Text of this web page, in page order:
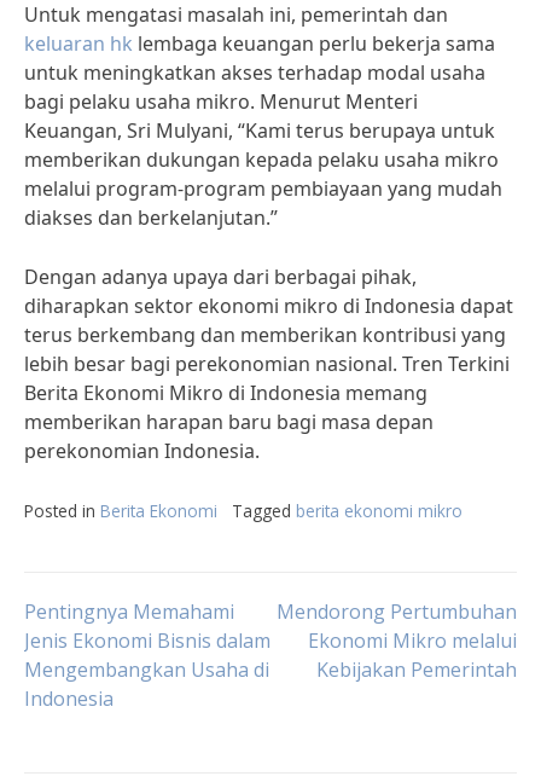
Untuk mengatasi masalah ini, pemerintah dan
keluaran hk lembaga keuangan perlu bekerja sama
untuk meningkatkan akses terhadap modal usaha
bagi pelaku usaha mikro. Menurut Menteri
Keuangan, Sri Mulyani, “Kami terus berupaya untuk
memberikan dukungan kepada pelaku usaha mikro
melalui program-program pembiayaan yang mudah
diakses dan berkelanjutan.”
Dengan adanya upaya dari berbagai pihak,
diharapkan sektor ekonomi mikro di Indonesia dapat
terus berkembang dan memberikan kontribusi yang
lebih besar bagi perekonomian nasional. Tren Terkini
Berita Ekonomi Mikro di Indonesia memang
memberikan harapan baru bagi masa depan
perekonomian Indonesia.
Posted in Berita Ekonomi Tagged berita ekonomi mikro
Post
navigation
Pentingnya Memahami
Jenis Ekonomi Bisnis dalam
Mengembangkan Usaha di
Indonesia
Mendorong Pertumbuhan
Ekonomi Mikro melalui
Kebijakan Pemerintah